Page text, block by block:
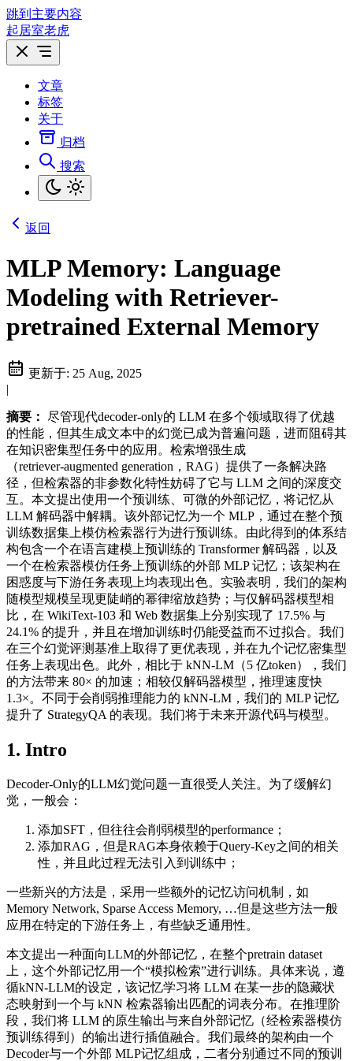
跳到主要内容
起居室老虎
文章
标签
关于
归档
搜索
返回
MLP Memory: Language
Modeling with Retriever-
pretrained External Memory
更新于: 25 Aug, 2025
|
摘要： 尽管现代decoder‑only的 LLM 在多个领域取得了优越
的性能，但其生成文本中的幻觉已成为普遍问题，进而阻碍其
在知识密集型任务中的应用。检索增强生成
（retriever‑augmented generation，RAG）提供了一条解决路
径，但检索器的非参数化特性妨碍了它与 LLM 之间的深度交
互。本文提出使用一个预训练、可微的外部记忆，将记忆从
LLM 解码器中解耦。该外部记忆为一个 MLP，通过在整个预
训练数据集上模仿检索器行为进行预训练。由此得到的体系结
构包含一个在语言建模上预训练的 Transformer 解码器，以及
一个在检索器模仿任务上预训练的外部 MLP 记忆；该架构在
困惑度与下游任务表现上均表现出色。实验表明，我们的架构
随模型规模呈现更陡峭的幂律缩放趋势；与仅解码器模型相
比，在 WikiText‑103 和 Web 数据集上分别实现了 17.5% 与
24.1% 的提升，并且在增加训练时仍能受益而不过拟合。我们
在三个幻觉评测基准上取得了更优表现，并在九个记忆密集型
任务上表现出色。此外，相比于 kNN‑LM（5 亿token），我们
的方法带来 80× 的加速；相较仅解码器模型，推理速度快
1.3×。不同于会削弱推理能力的 kNN‑LM，我们的 MLP 记忆
提升了 StrategyQA 的表现。我们将于未来开源代码与模型。
1. Intro
Decoder-Only的LLM幻觉问题一直很受人关注。为了缓解幻
觉，一般会：
添加SFT，但往往会削弱模型的performance；
添加RAG，但是RAG本身依赖于Query-Key之间的相关
性，并且此过程无法引入到训练中；
一些新兴的方法是，采用一些额外的记忆访问机制，如
Memory Network, Sparse Access Memory, …但是这些方法一般
应用在特定的下游任务上，有些缺乏通用性。
本文提出一种面向LLM的外部记忆，在整个pretrain dataset
上，这个外部记忆用一个“模拟检索”进行训练。具体来说，遵
循kNN-LLM的设定，该记忆学习将 LLM 在某一步的隐藏状
态映射到一个与 kNN 检索器输出匹配的词表分布。在推理阶
段，我们将 LLM 的原生输出与来自外部记忆（经检索器模仿
预训练得到）的输出进行插值融合。我们最终的架构由一个
Decoder与一个外部 MLP记忆组成，二者分别通过不同的预训